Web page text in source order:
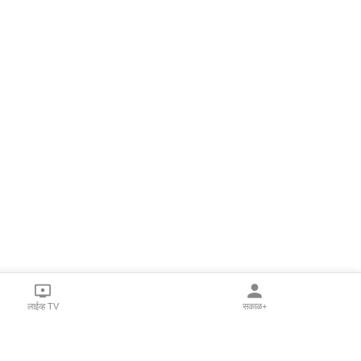
लाईव्ह TV सकाळ+